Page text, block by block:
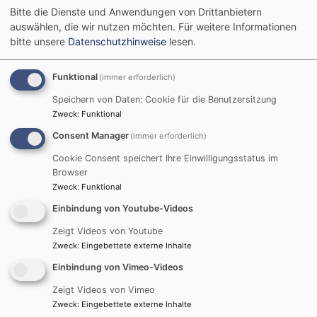
Trauerfeiern stattfinden.
Wenn Sie es wünschen, kann eine Trauerfeier auch in
eigentliche Beisetzung auf dem Friedhof erfolgt. Hier
haben wir in der Regel mehr Gestaltungsmöglichkeiten,
außerdem steht die Orgel und / oder ein Klavier zur
Verfügung.
Haben Sie ein Grab auf einem der Münchner Friedhöfe
gewählt oder in Unterschleißheim, begleitete ich sie
auch dahin. Auf Friedhöfe, die weiter weg sind,
auch Menschen, die ausgetreten sind?
Jedes Kirchenmitglied hat das Recht auf eine
kirchliche Bestattung, unabhängig von der Frage, wie
Bitte die Dienste und Anwendungen von Drittanbietern
auswählen, die wir nutzen möchten. Für weitere Informationen
bitte unsere Datenschutzhinweise lesen.
Funktional (immer erforderlich)
Speichern von Daten: Cookie für die Benutzersitzung
Zweck: Funktional
Consent Manager (immer erforderlich)
Cookie Consent speichert Ihre Einwilligungsstatus im
Browser
Zweck: Funktional
Einbindung von Youtube-Videos
Zeigt Videos von Youtube
Zweck: Eingebettete externe Inhalte
Einbindung von Vimeo-Videos
Zeigt Videos von Vimeo
Zweck: Eingebettete externe Inhalte